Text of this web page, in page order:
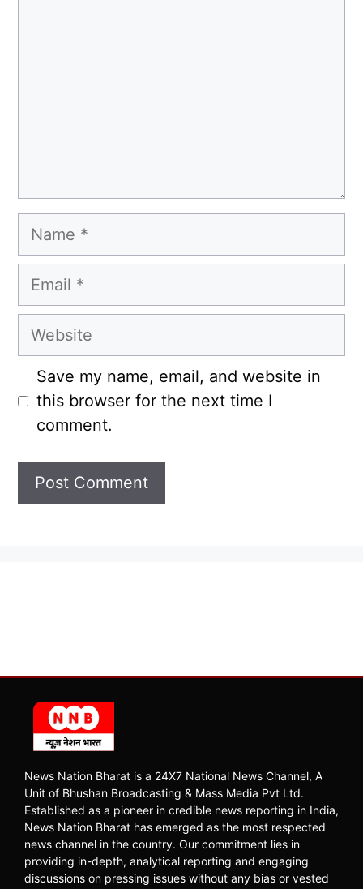
Name
Email
Website
Save my name, email, and website in
this browser for the next time I
comment.
News Nation Bharat is a 24X7 National News Channel, A
Unit of Bhushan Broadcasting & Mass Media Pvt Ltd.
Established as a pioneer in credible news reporting in India,
News Nation Bharat has emerged as the most respected
news channel in the country. Our commitment lies in
providing in-depth, analytical reporting and engaging
discussions on pressing issues without any bias or vested